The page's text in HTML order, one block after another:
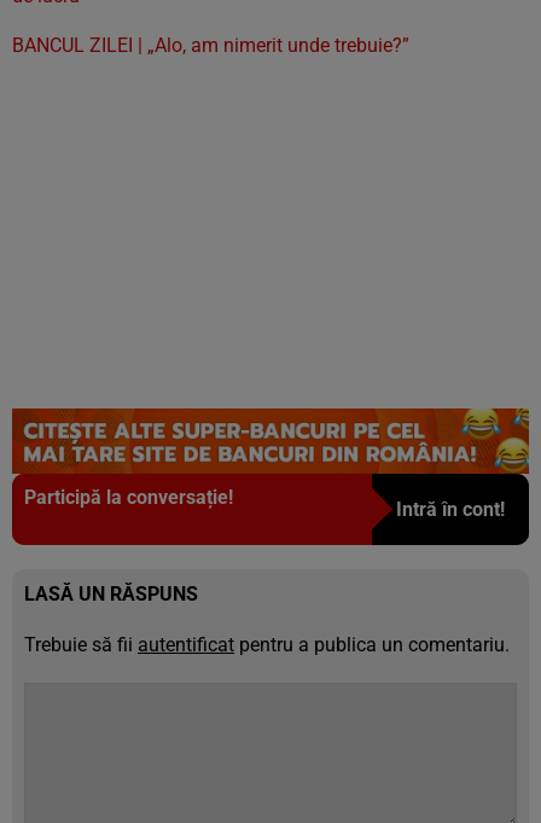
BANCUL ZILEI | „Alo, am nimerit unde trebuie?”
Participă la conversație!
Intră în cont!
LASĂ UN RĂSPUNS
Trebuie să fii autentificat pentru a publica un comentariu.